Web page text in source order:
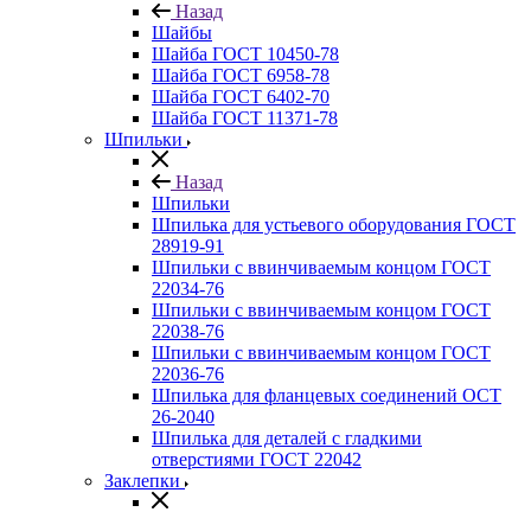
Назад
Шайбы
Шайба ГОСТ 10450-78
Шайба ГОСТ 6958-78
Шайба ГОСТ 6402-70
Шайба ГОСТ 11371-78
Шпильки
Назад
Шпильки
Шпилька для устьевого оборудования ГОСТ
28919-91
Шпильки с ввинчиваемым концом ГОСТ
22034-76
Шпильки с ввинчиваемым концом ГОСТ
22038-76
Шпильки с ввинчиваемым концом ГОСТ
22036-76
Шпилька для фланцевых соединений ОСТ
26-2040
Шпилька для деталей с гладкими
отверстиями ГОСТ 22042
Заклепки